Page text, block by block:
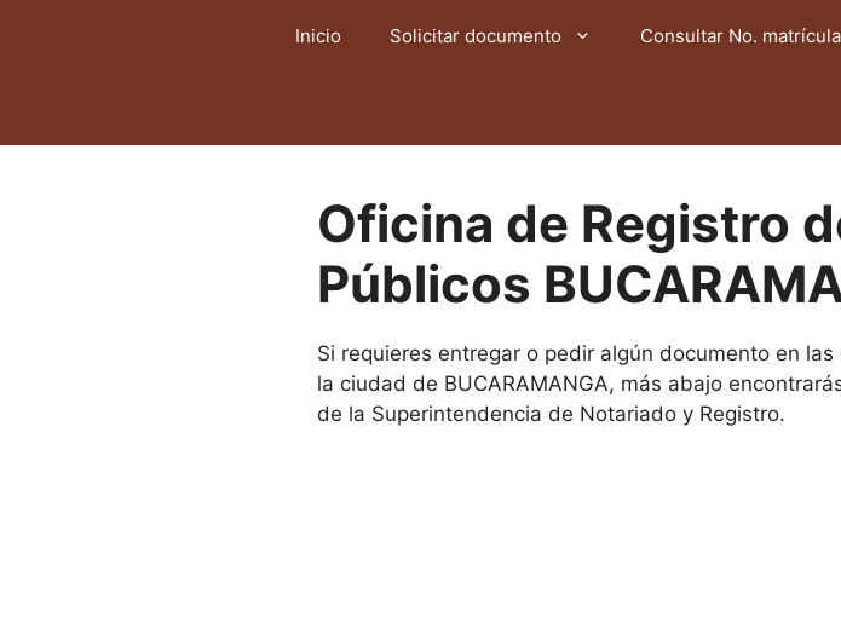
Inicio Solicitar documento Consultar No. matrícula
Oficina de Registro
Públicos
Si requieres entregar o pedir algún documento en
la ciudad de BUCARAMANGA, más abajo
de la Superintendencia de Notariado y Registro.